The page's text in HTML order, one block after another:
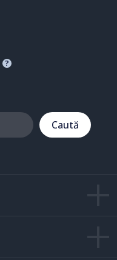
?
Caută